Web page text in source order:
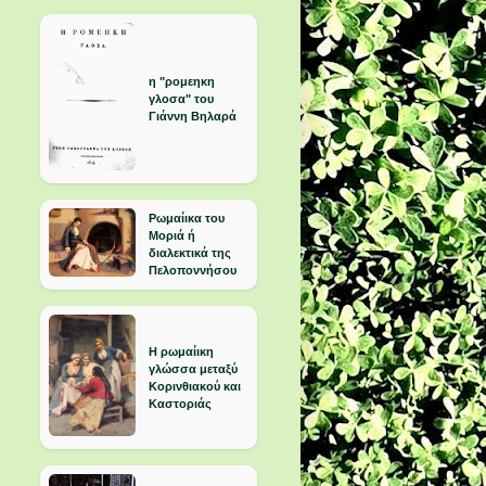
η "ρομεηκη
γλοσα" του
Γιάννη Βηλαρά
Ρωμαίικα του
Μοριά ή
διαλεκτικά της
Πελοποννήσου
Η ρωμαίικη
γλώσσα μεταξύ
Κορινθιακού και
Καστοριάς